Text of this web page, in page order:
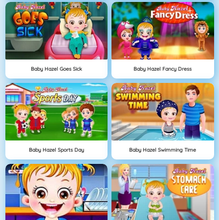
Baby Hazel Goes Sick Baby Hazel Fancy Dress
Baby Hazel Sports Day Baby Hazel Swimming Time